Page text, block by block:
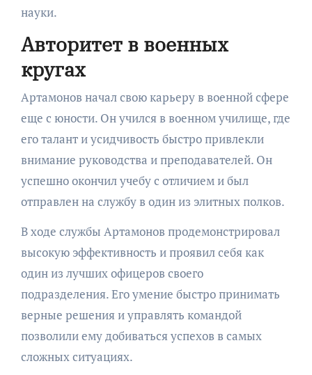
науки.
Авторитет в военных
кругах
Артамонов начал свою карьеру в военной сфере
еще с юности. Он учился в военном училище, где
его талант и усидчивость быстро привлекли
внимание руководства и преподавателей. Он
успешно окончил учебу с отличием и был
отправлен на службу в один из элитных полков.
В ходе службы Артамонов продемонстрировал
высокую эффективность и проявил себя как
один из лучших офицеров своего
подразделения. Его умение быстро принимать
верные решения и управлять командой
позволили ему добиваться успехов в самых
сложных ситуациях.